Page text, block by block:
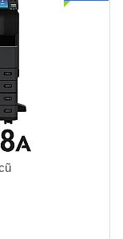
100%Chức năng